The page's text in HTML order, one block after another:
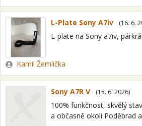
L-Plate Sony A7iv (16. 6.
L-plate na Sony a7iv,
Zadavatel
Kamil Žemlička
Sony A7R V (15. 6. 2026)
100% funkčnost, skvělý
a občasně okolí Poděbrad